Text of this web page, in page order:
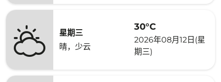
星期三
晴，少云
30°C
2026年08月12日(星
期三)